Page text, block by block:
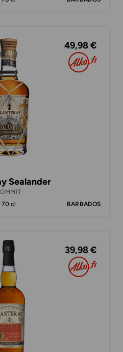
49,98 €
Sealander
70 cl
BARBADOS
39,98 €